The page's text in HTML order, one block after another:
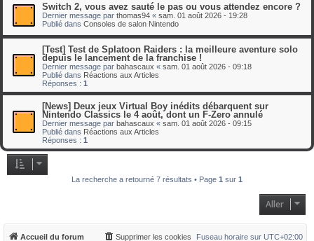
Switch 2, vous avez sauté le pas ou vous attendez encore ?
Dernier message par thomas94 « sam. 01 août 2026 - 19:28
Publié dans Consoles de salon Nintendo
[Test] Test de Splatoon Raiders : la meilleure aventure solo
depuis le lancement de la franchise !
Dernier message par bahascaux « sam. 01 août 2026 - 09:18
Publié dans Réactions aux Articles
Réponses : 1
[News] Deux jeux Virtual Boy inédits débarquent sur
Nintendo Classics le 4 août, dont un F-Zero annulé
Dernier message par bahascaux « sam. 01 août 2026 - 09:15
Publié dans Réactions aux Articles
Réponses : 1
La recherche a retourné 7 résultats • Page 1 sur 1
Aller
Accueil du forum Fuseau horaire sur UTC+02:00
Supprimer les cookies